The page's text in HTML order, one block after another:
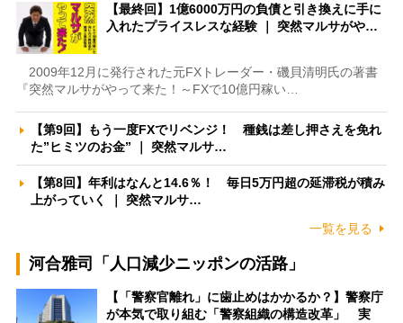
【最終回】1億6000万円の負債と引き換えに手に
入れたプライスレスな経験 ｜ 突然マルサがや…
2009年12月に発行された元FXトレーダー・磯貝清明氏の著書
『突然マルサがやって来た！～FXで10億円稼い…
【第9回】もう一度FXでリベンジ！ 種銭は差し押さえを免れ
た”ヒミツのお金” ｜ 突然マルサ…
【第8回】年利はなんと14.6％！ 毎日5万円超の延滞税が積み
上がっていく ｜ 突然マルサ…
一覧を見る
河合雅司「人口減少ニッポンの活路」
【「警察官離れ」に歯止めはかかるか？】警察庁
が本気で取り組む「警察組織の構造改革」 実